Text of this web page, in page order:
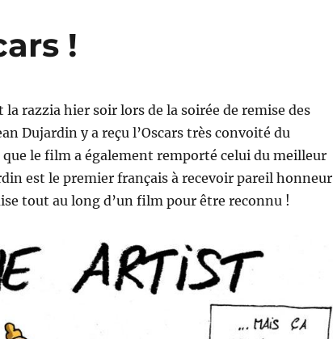
!
razzia hier soir lors de la soirée de remise des
Dujardin y a reçu l’Oscars très convoité du
le film a également remporté celui du meilleur
est le premier français à recevoir pareil honneur
tout au long d’un film pour être reconnu !